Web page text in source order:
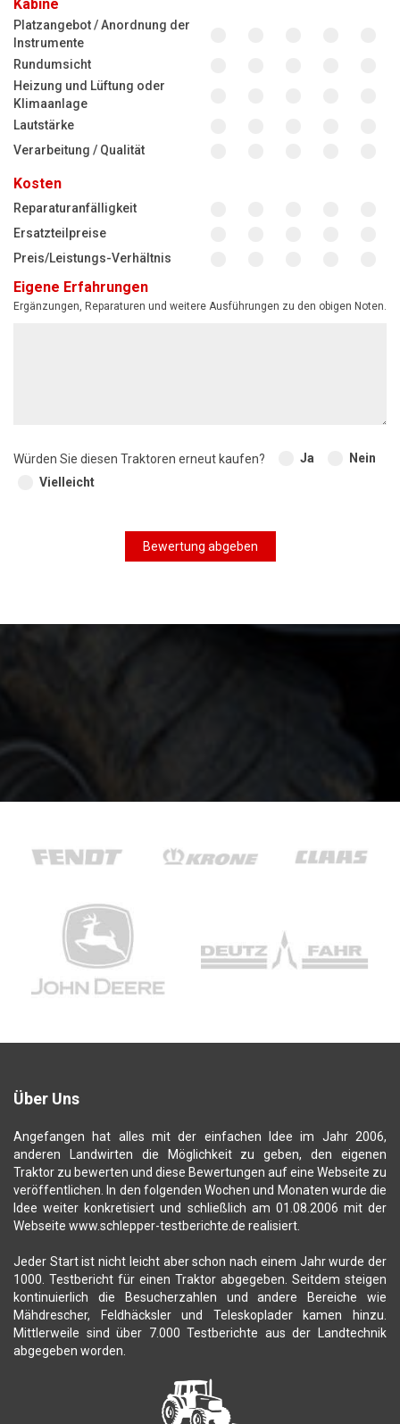
Kabine
Platzangebot / Anordnung der
Instrumente
Rundumsicht
Heizung und Lüftung oder
Klimaanlage
Lautstärke
Verarbeitung / Qualität
Kosten
Reparaturanfälligkeit
Ersatzteilpreise
Preis/Leistungs-Verhältnis
Eigene Erfahrungen
Ergänzungen, Reparaturen und weitere Ausführungen zu den obigen Noten.
Würden Sie diesen Traktoren erneut kaufen? Ja
Nein
Vielleicht
Bewertung abgeben
Über Uns
Angefangen hat alles mit der einfachen Idee im Jahr 2006,
anderen Landwirten die Möglichkeit zu geben, den eigenen
Traktor zu bewerten und diese Bewertungen auf eine Webseite zu
veröffentlichen. In den folgenden Wochen und Monaten wurde die
Idee weiter konkretisiert und schließlich am 01.08.2006 mit der
Webseite www.schlepper-testberichte.de realisiert.
Jeder Start ist nicht leicht aber schon nach einem Jahr wurde der
1000. Testbericht für einen Traktor abgegeben. Seitdem steigen
kontinuierlich die Besucherzahlen und andere Bereiche wie
Mähdrescher, Feldhäcksler und Teleskoplader kamen hinzu.
Mittlerweile sind über 7.000 Testberichte aus der Landtechnik
abgegeben worden.